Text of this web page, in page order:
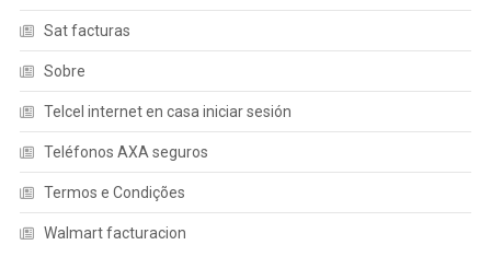
Sat facturas
Sobre
Telcel internet en casa iniciar sesión
Teléfonos AXA seguros
Termos e Condições
Walmart facturacion